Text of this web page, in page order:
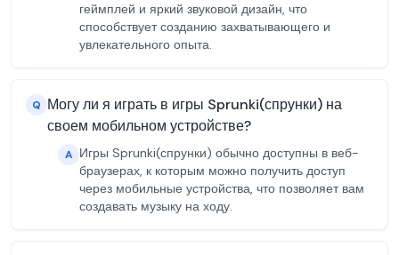
геймплей и яркий звуковой дизайн, что
способствует созданию захватывающего и
увлекательного опыта.
Q Могу ли я играть в игры Sprunki(спрунки) на
своем мобильном устройстве?
A Игры Sprunki(спрунки) обычно доступны в веб-
браузерах, к которым можно получить доступ
через мобильные устройства, что позволяет вам
создавать музыку на ходу.